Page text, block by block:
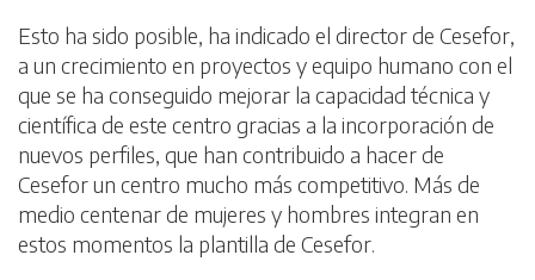
Esto ha sido posible, ha indicado el director de Cesefor,
a un crecimiento en proyectos y equipo humano con el
que se ha conseguido mejorar la capacidad técnica y
científica de este centro gracias a la incorporación de
nuevos perfiles, que han contribuido a hacer de
Cesefor un centro mucho más competitivo. Más de
medio centenar de mujeres y hombres integran en
estos momentos la plantilla de Cesefor.